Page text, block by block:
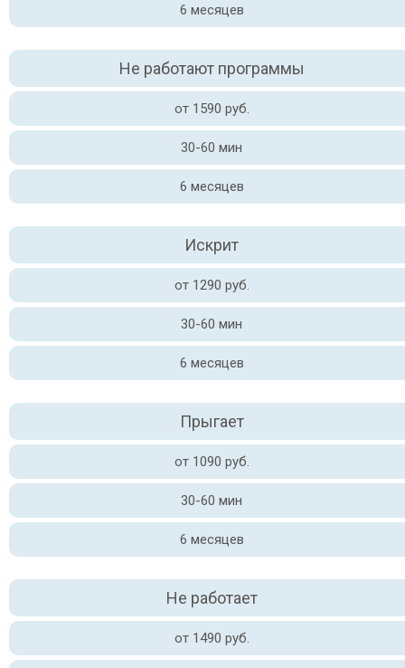
6 месяцев
Не работают программы
от 1590 руб.
30-60 мин
6 месяцев
Искрит
от 1290 руб.
30-60 мин
6 месяцев
Прыгает
от 1090 руб.
30-60 мин
6 месяцев
Не работает
от 1490 руб.